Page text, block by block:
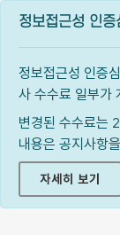
정보접근성 인
정보접근성 인증
사 수수료 일부가
변경된 수수료는
내용은 공지사항
자세히 보기